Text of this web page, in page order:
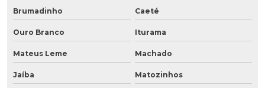
Brumadinho Caeté
Ouro Branco Iturama
Mateus Leme Machado
Jaíba Matozinhos